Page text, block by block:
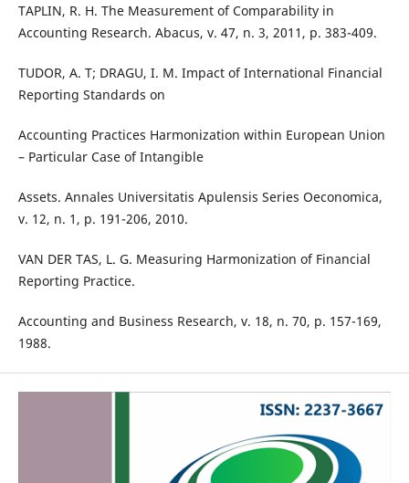
TAPLIN, R. H. The Measurement of Comparability in
Accounting Research. Abacus, v. 47, n. 3, 2011, p. 383-409.
TUDOR, A. T; DRAGU, I. M. Impact of International Financial
Reporting Standards on
Accounting Practices Harmonization within European Union
– Particular Case of Intangible
Assets. Annales Universitatis Apulensis Series Oeconomica,
v. 12, n. 1, p. 191-206, 2010.
VAN DER TAS, L. G. Measuring Harmonization of Financial
Reporting Practice.
Accounting and Business Research, v. 18, n. 70, p. 157-169,
1988.